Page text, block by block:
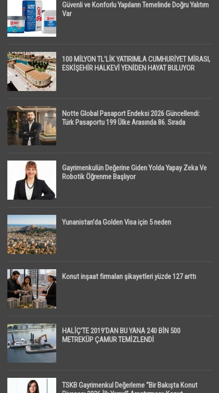
Güvenli ve Konforlu Yapıların Temelinde Doğru Yalıtım
Var
100 MİLYON TL’LİK YATIRIMLA CUMHURİYET MİRASI,
ESKİŞEHİR HALKEVİ YENİDEN HAYAT BULUYOR
Notte Global Pasaport Endeksi 2026 Güncellendi:
Türk Pasaportu 199 Ülke Arasında 86. Sırada
Gayrimenkulün Değerine Giden Yolda Yapay Zeka Ve
Robotik Öğrenme Başlıyor
Yunanistan’da Golden Visa için 5 neden
Konut inşaat firmaları şikayetleri yüzde 127 arttı
HALİÇ’TE 2019’DAN BU YANA 240 BİN 500
METREKÜP ÇAMUR TEMİZLENDİ
TSKB Gayrimenkul Değerleme “Bir Bakışta Konut